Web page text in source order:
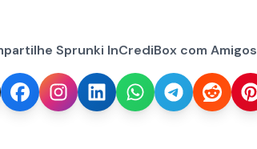
Sprunki InCrediBox com Amigos